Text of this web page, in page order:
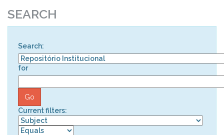
SEARCH
Search:
for
Current filters: